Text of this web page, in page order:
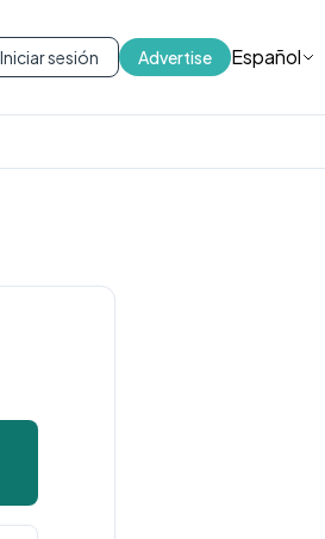
Iniciar sesión Advertise Español